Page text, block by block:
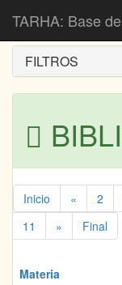
TARHA: Base
Inicio Bibliografía
FILTROS
Inicio « 2
11
» Final
Materia